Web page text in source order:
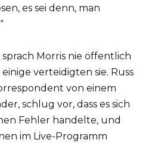
es sei denn, man
Morris nie öffentlich
verteidigten sie. Russ
von einem
schlug vor, dass es sich
Fehler handelte, und
im Live-Programm